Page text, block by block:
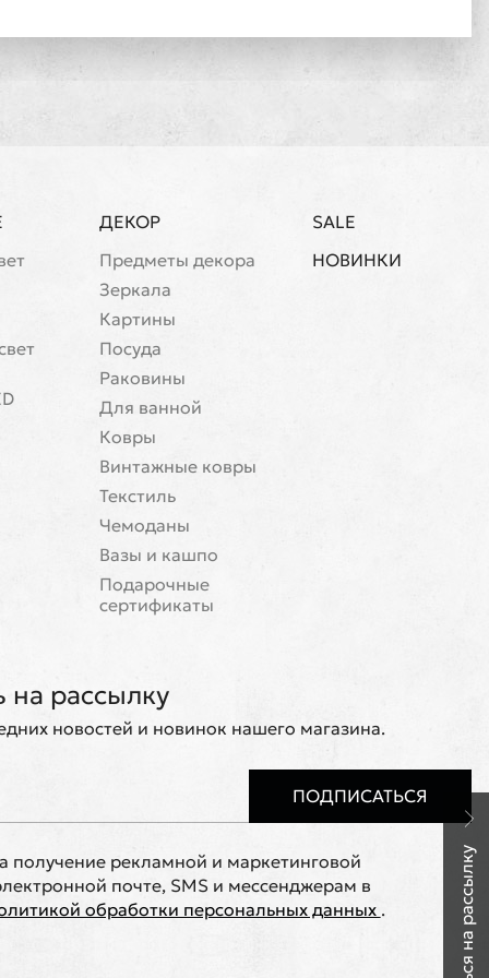
ДЕКОР
Предметы декора
Зеркала
Картины
Посуда
Раковины
Для ванной
Ковры
Винтажные ковры
Текстиль
Чемоданы
Вазы и кашпо
Подарочные
сертификаты
SALE
НОВИНКИ
рассылку
новостей и новинок нашего магазина.
ПОДПИСАТЬСЯ
получение рекламной и маркетинговой
почте, SMS и мессенджерам в
обработки персональных данных .